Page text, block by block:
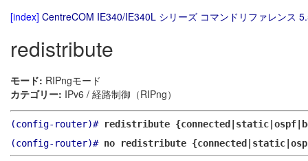
[index] CentreCOM IE340/IE340L シリーズ コマンドリファレンス
redistribute
モード: RIPngモード
カテゴリー: IPv6 / 経路制御（RIPng）
(config-router)#
redistribute
(config-router)# no redistribute